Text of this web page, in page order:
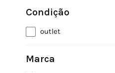
Condição
outlet
Marca